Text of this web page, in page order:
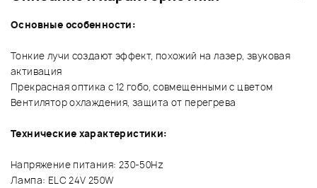
Основные особенности:
Тонкие лучи создают эффект, похожий на лазер, звуковая
активация
Прекрасная оптика с 12 гобо, совмещенными с цветом
Вентилятор охлаждения, защита от перегрева
Технические характеристики:
Напряжение питания: 230-50Hz
Лампа: ELC 24V 250W